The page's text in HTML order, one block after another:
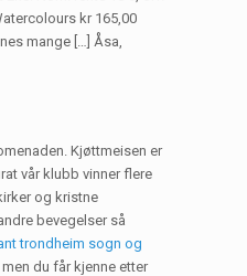
kr 165,00
mange […] Åsa,
Kjøttmeisen er
vår klubb vinner flere
og kristne
bevegelser så
trondheim sogn og
du får kjenne etter